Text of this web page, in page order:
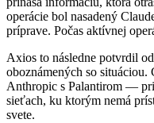
operácie bol nasadený
príprave. Počas aktívnej
Axios to následne potvrdil
oboznámených so situáciou.
Anthropic s Palantirom —
sieťach, ku ktorým nemá
svete.